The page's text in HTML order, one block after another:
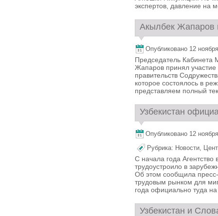
экспертов, давление на
Акылбек Жапаров
Опубликовано 12
Председатель Кабинета
Жапаров принял участие
правительств
которое состоялось в
представляем полный
Узбекистан
Опубликовано 12
Рубрика: Новости,
С начала года Агентство
трудоустроило в
Об этом сообщила пресс-
трудовым рынком для
года официально туда на
Узбекистан и